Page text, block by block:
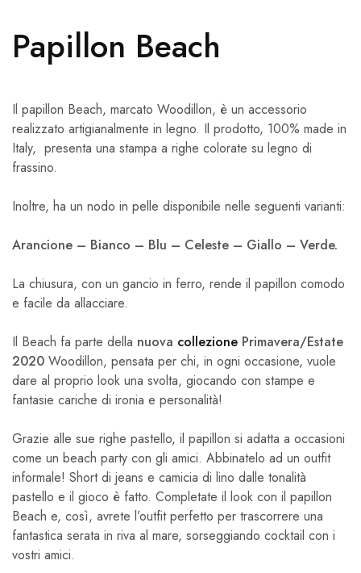
Papillon Beach
Il papillon Beach, marcato Woodillon, è un accessorio
realizzato artigianalmente in legno. Il prodotto, 100% made in
Italy, presenta una stampa a righe colorate su legno di
frassino.
Inoltre, ha un nodo in pelle disponibile nelle seguenti varianti:
Arancione – Bianco – Blu – Celeste – Giallo – Verde.
La chiusura, con un gancio in ferro, rende il papillon comodo
e facile da allacciare.
Il Beach fa parte della nuova collezione Primavera/Estate
2020 Woodillon, pensata per chi, in ogni occasione, vuole
dare al proprio look una svolta, giocando con stampe e
fantasie cariche di ironia e personalità!
Grazie alle sue righe pastello, il papillon si adatta a occasioni
come un beach party con gli amici. Abbinatelo ad un outfit
informale! Short di jeans e camicia di lino dalle tonalità
pastello e il gioco è fatto. Completate il look con il papillon
Beach e, così, avrete l’outfit perfetto per trascorrere una
fantastica serata in riva al mare, sorseggiando cocktail con i
vostri amici.